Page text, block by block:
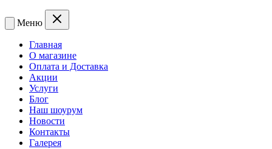
Меню
Главная
О магазине
Оплата и Доставка
Акции
Услуги
Блог
Наш шоурум
Новости
Контакты
Галерея